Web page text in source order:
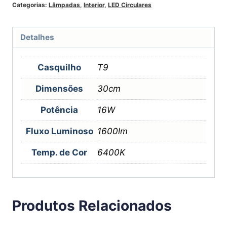
Categorias: Lâmpadas, Interior, LED Circulares
Detalhes
Casquilho T9
Dimensões 30cm
Potência 16W
Fluxo Luminoso 1600lm
Temp. de Cor 6400K
Produtos Relacionados